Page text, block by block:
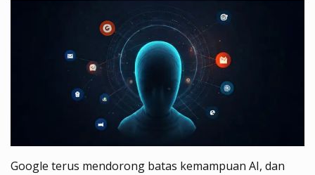
Google terus mendorong batas kemampuan AI, dan